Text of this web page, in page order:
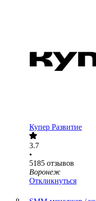
Купер Развитие
3.7
•
5185 отзывов
Воронеж
Откликнуться